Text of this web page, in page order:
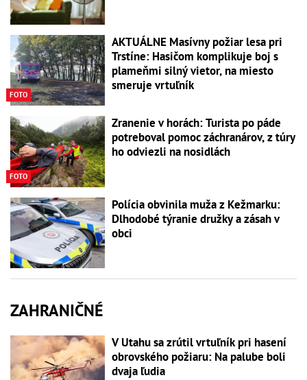
FOTO
AKTUÁLNE Masívny požiar lesa pri
Trstíne: Hasičom komplikuje boj s
plameňmi silný vietor, na miesto
smeruje vrtuľník
FOTO
Zranenie v horách: Turista po páde
potreboval pomoc záchranárov, z túry
ho odviezli na nosidlách
Polícia obvinila muža z Kežmarku:
Dlhodobé týranie družky a zásah v
obci
ZAHRANIČNÉ
V Utahu sa zrútil vrtuľník pri hasení
obrovského požiaru: Na palube boli
dvaja ľudia